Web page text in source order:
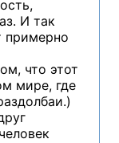
И так
примерно
что этот
мире, где